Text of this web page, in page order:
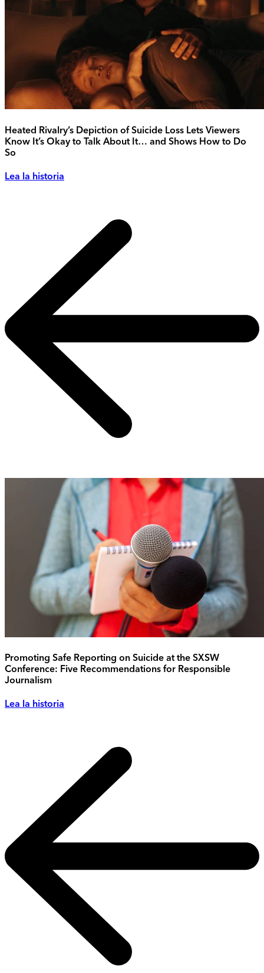
Heated Rivalry’s Depiction of Suicide Loss Lets Viewers
Know It’s Okay to Talk About It… and Shows How to Do
So
Lea la historia
Promoting Safe Reporting on Suicide at the SXSW
Conference: Five Recommendations for Responsible
Journalism
Lea la historia